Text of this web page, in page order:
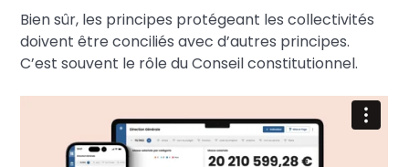
Bien sûr, les principes protégeant les collectivités
doivent être conciliés avec d’autres principes.
C’est souvent le rôle du Conseil constitutionnel.